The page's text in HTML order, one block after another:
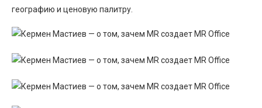
географию и ценовую палитру.